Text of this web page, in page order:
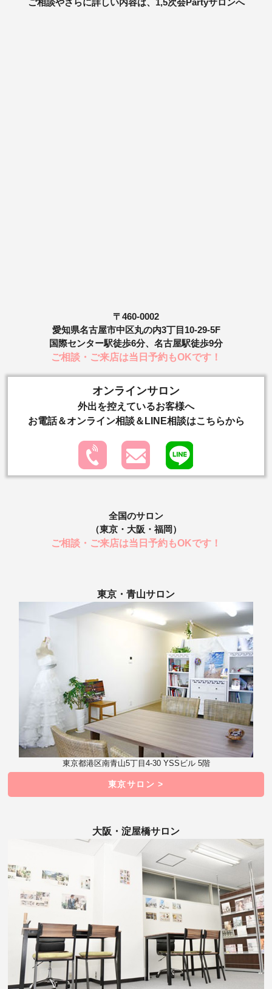
〒460-0002
愛知県名古屋市中区丸の内3丁目10-29-5F
国際センター駅徒歩6分、名古屋駅徒歩9分
ご相談・ご来店は当日予約もOKです！
オンラインサロン
外出を控えているお客様へ
お電話＆オンライン相談＆LINE相談はこちらから
全国のサロン
（東京・大阪・福岡）
ご相談・ご来店は当日予約もOKです！
東京・青山サロン
東京都港区南青山5丁目4-30 YSSビル 5階
東京サロン >
大阪・淀屋橋サロン